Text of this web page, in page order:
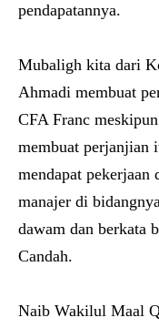
pendapatannya.
Mubaligh kita dari
Ahmadi membuat
CFA Franc
membuat perjanjian
mendapat pekerjaan
manajer di
dawam dan berkata
Candah.
Naib Wakilul Maal